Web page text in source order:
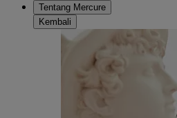
Tentang Mercure
Kembali